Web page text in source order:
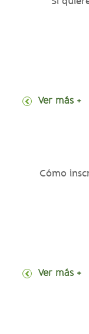
+ Ver más
¿Cómo
+ Ver más